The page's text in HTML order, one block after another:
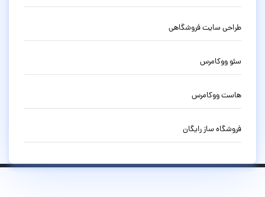
طراحی سایت فروشگاهی
سئو ووکامرس
هاست ووکامرس
فروشگاه ساز رایگان